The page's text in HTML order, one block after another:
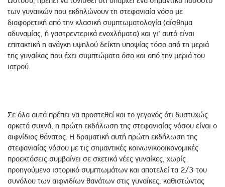
των γυναικών που εκδηλώνουν τη στεφανιαία νόσο με
διαφορετική από την κλασική συμπτωματολογία (αίσθημα
αδυναμίας, ή γαστρεντερικά ενοχλήματα) και γι’ αυτό είναι
επιτακτική η ανάγκη υψηλού δείκτη υποψίας τόσο από τη μεριά
της γυναίκας που έχει συμπτώματα όσο και από την μεριά του
ιατρού.
Σε όλα αυτά πρέπει να προστεθεί και το γεγονός ότι δυστυχώς
αρκετά συχνά, η πρώτη εκδήλωση της στεφανιαίας νόσου είναι ο
αιφνίδιος θάνατος. Η δραματική αυτή πρώτη εκδήλωση της
στεφανιαίας νόσου με τις σημαντικές κοινωνικοοικονομικές
προεκτάσεις συμβαίνει σε σχετικά νέες γυναίκες, χωρίς
προηγούμενο ιστορικό συμπτωμάτων και αποτελεί τα 2/3 του
συνόλου των αιφνιδίων θανάτων στις γυναίκες, καθιστώντας